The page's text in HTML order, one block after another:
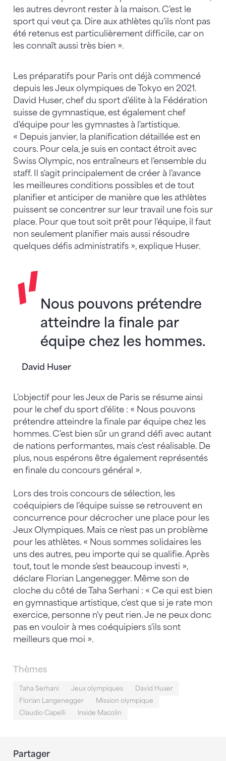
les autres devront rester à la maison. C'est le
sport qui veut ça. Dire aux athlètes qu'ils n'ont pas
été retenus est particulièrement difficile, car on
les connaît aussi très bien ».
Les préparatifs pour Paris ont déjà commencé
depuis les Jeux olympiques de Tokyo en 2021.
David Huser, chef du sport d'élite à la Fédération
suisse de gymnastique, est également chef
d'équipe pour les gymnastes à l'artistique.
« Depuis janvier, la planification détaillée est en
cours. Pour cela, je suis en contact étroit avec
Swiss Olympic, nos entraîneurs et l'ensemble du
staff. Il s'agit principalement de créer à l'avance
les meilleures conditions possibles et de tout
planifier et anticiper de manière que les athlètes
puissent se concentrer sur leur travail une fois sur
place. Pour que tout soit prêt pour l'équipe, il faut
non seulement planifier mais aussi résoudre
quelques défis administratifs », explique Huser.
David Huser
Nous pouvons prétendre
atteindre la finale par
équipe chez les hommes.
L'objectif pour les Jeux de Paris se résume ainsi
pour le chef du sport d'élite : « Nous pouvons
prétendre atteindre la finale par équipe chez les
hommes. C'est bien sûr un grand défi avec autant
de nations performantes, mais c'est réalisable. De
plus, nous espérons être également représentés
en finale du concours général ».
Lors des trois concours de sélection, les
coéquipiers de l'équipe suisse se retrouvent en
concurrence pour décrocher une place pour les
Jeux Olympiques. Mais ce n'est pas un problème
pour les athlètes. « Nous sommes solidaires les
uns des autres, peu importe qui se qualifie. Après
tout, tout le monde s'est beaucoup investi »,
déclare Florian Langenegger. Même son de
cloche du côté de Taha Serhani : « Ce qui est bien
en gymnastique artistique, c'est que si je rate mon
exercice, personne n'y peut rien. Je ne peux donc
pas en vouloir à mes coéquipiers s'ils sont
meilleurs que moi ».
Thèmes
Taha Serhani Jeux olympiques
David Huser
Florian Langenegger
Mission olympique
Claudio Capelli
Inside Macolin
Partager